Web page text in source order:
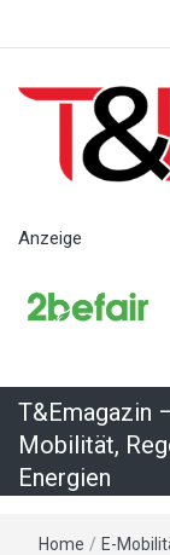
Anzeige
T&Emagazin
Mobilität,
Energien
Home / E-